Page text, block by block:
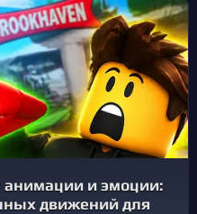
анимации и эмоции:
движений для